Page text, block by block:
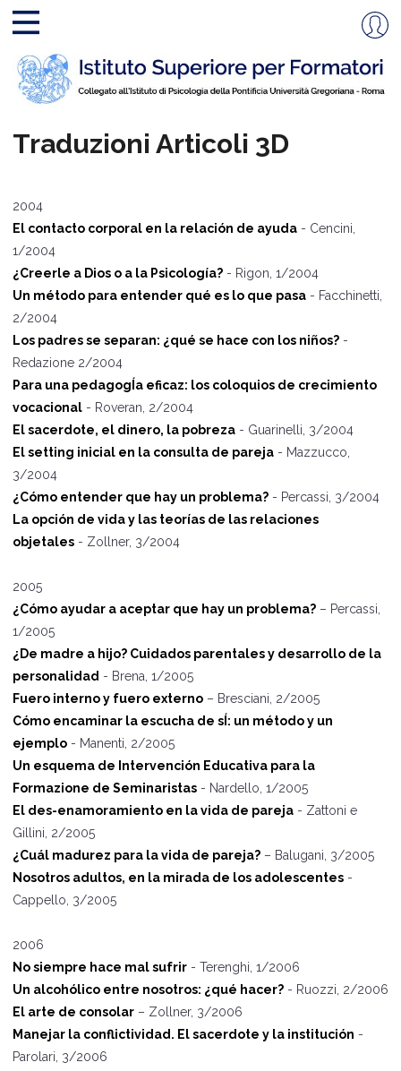
Traduzioni Articoli 3D
2004
El contacto corporal en la relación de ayuda - Cencini,
1/2004
¿Creerle a Dios o a la Psicología? - Rigon, 1/2004
Un método para entender qué es lo que pasa - Facchinetti,
2/2004
Los padres se separan: ¿qué se hace con los niños? -
Redazione 2/2004
Para una pedagogÍa eficaz: los coloquios de crecimiento
vocacional - Roveran, 2/2004
El sacerdote, el dinero, la pobreza - Guarinelli, 3/2004
El setting inicial en la consulta de pareja - Mazzucco,
3/2004
¿Cómo entender que hay un problema? - Percassi, 3/2004
La opción de vida y las teorías de las relaciones
objetales - Zollner, 3/2004
2005
¿Cómo ayudar a aceptar que hay un problema? – Percassi,
1/2005
¿De madre a hijo? Cuidados parentales y desarrollo de la
personalidad - Brena, 1/2005
Fuero interno y fuero externo – Bresciani, 2/2005
Cómo encaminar la escucha de sÍ: un método y un
ejemplo - Manenti, 2/2005
Un esquema de Intervención Educativa para la
Formazione de Seminaristas - Nardello, 1/2005
El des-enamoramiento en la vida de pareja - Zattoni e
Gillini, 2/2005
¿Cuál madurez para la vida de pareja? – Balugani, 3/2005
Nosotros adultos, en la mirada de los adolescentes -
Cappello, 3/2005
2006
No siempre hace mal sufrir - Terenghi, 1/2006
Un alcohólico entre nosotros: ¿qué hacer? - Ruozzi, 2/2006
El arte de consolar – Zollner, 3/2006
Manejar la conflictividad. El sacerdote y la institución -
Parolari, 3/2006